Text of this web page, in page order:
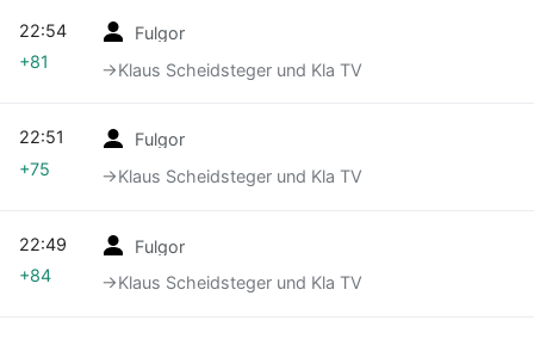
Fulgor
→‎Klaus Scheidsteger und Kla TV
22:54
+81
Fulgor
→‎Klaus Scheidsteger und Kla TV
22:51
+75
Fulgor
→‎Klaus Scheidsteger und Kla TV
22:49
+84